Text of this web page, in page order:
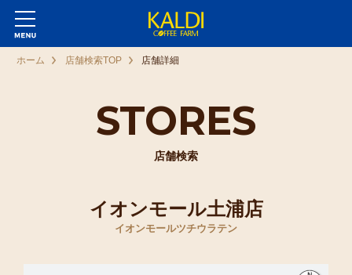
STORES
店舗検索
ホーム 店舗検索TOP 店舗詳細
イオンモール土浦店
イオンモールツチウラテン